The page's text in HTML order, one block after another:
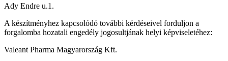
Ady Endre u.1.
A készítményhez kapcsolódó további kérdéseivel forduljon a
forgalomba hozatali engedély jogosultjának helyi képviseletéhez:
Valeant Pharma Magyarország Kft.